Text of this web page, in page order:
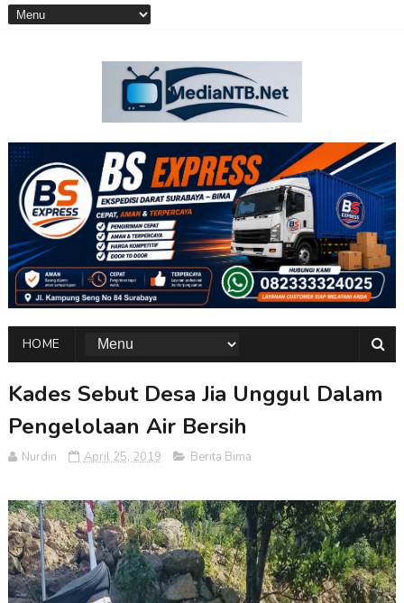
HOME
Kades Sebut Desa Jia Unggul Dalam
Pengelolaan Air Bersih
Nurdin April 25, 2019 Berita Bima